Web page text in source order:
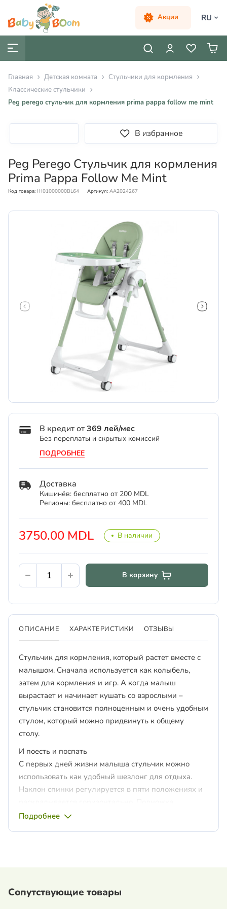
Акции RU
Главная Детская комната
Cтульчики для кормления
Классические стульчики
Peg perego стульчик для кормления prima pappa follow me mint
В избранное
Peg Perego Стульчик для кормления
Prima Pappa Follow Me Mint
Код товара: IH01000000BL64 Артикул: AA2024267
3750.00 MDL В наличии
В кредит от369 лей/мес
Без переплаты и скрытых комиссий
ПОДРОБНЕЕ
Доставка
Кишинёв: бесплатно от 200 MDL
Регионы: бесплатно от 400 MDL
В корзину
ОПИСАНИЕ ХАРАКТЕРИСТИКИ ОТЗЫВЫ
Стульчик для кормления, который растет вместе с
малышом. Сначала используется как колыбель,
затем для кормления и игр. А когда малыш
вырастает и начинает кушать со взрослыми –
стульчик становится полноценным и очень удобным
стулом, который можно придвинуть к общему
столу.
И поесть и поспать
С первых дней жизни малыша стульчик можно
использовать как удобный шезлонг для отдыха.
Наклон спинки регулируется в пяти положениях и
регулируется в трех положениях. Благодаря этим
столик и придвиньте стульчик к общему столу. На
Подробнее
Сопутствующие товары